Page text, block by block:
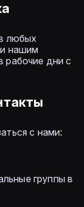
любых
нашим
дни с
с нами:
группы в